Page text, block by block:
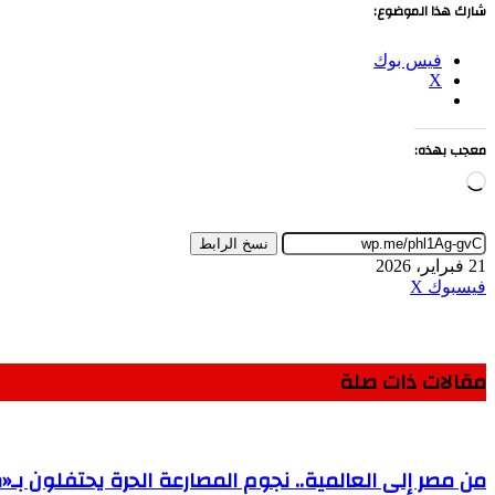
شارك هذا الموضوع:
فيس بوك
X
معجب بهذه:
جاري
نسخ الرابط
21 فبراير، 2026
فيسبوك ‫X
مقالات ذات صلة
من مصر إلى العالمية.. نجوم المصارعة الحرة